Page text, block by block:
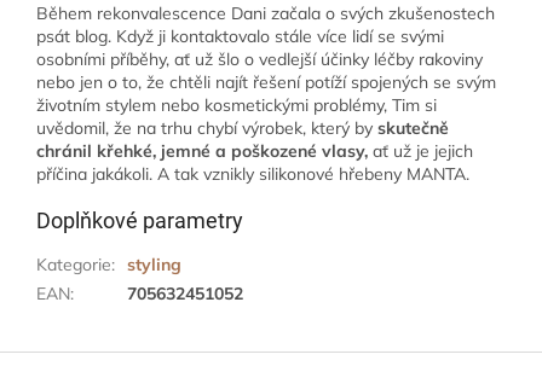
Během rekonvalescence Dani začala o svých zkušenostech
psát blog. Když ji kontaktovalo stále více lidí se svými
osobními příběhy, ať už šlo o vedlejší účinky léčby rakoviny
nebo jen o to, že chtěli najít řešení potíží spojených se svým
životním stylem nebo kosmetickými problémy, Tim si
uvědomil, že na trhu chybí výrobek, který by skutečně
chránil křehké, jemné a poškozené vlasy, ať už je jejich
příčina jakákoli. A tak vznikly silikonové hřebeny MANTA.
Doplňkové parametry
Kategorie: styling
EAN: 705632451052